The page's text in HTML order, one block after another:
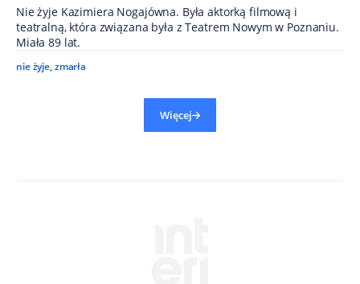
Nie żyje Kazimiera Nogajówna. Była aktorką filmową i
teatralną, która związana była z Teatrem Nowym w Poznaniu.
Miała 89 lat.
nie żyje,zmarła
Więcej